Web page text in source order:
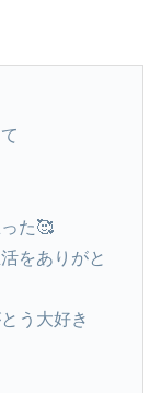
た🥰
をありがと
う大好き